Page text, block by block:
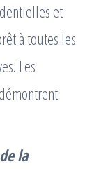
et
à toutes les
Les
la